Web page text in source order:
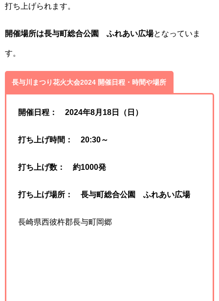
打ち上げられます。
開催場所は長与町総合公園 ふれあい広場となっていま
す。
長与川まつり花火大会2024 開催日程・時間や場所
開催日程： 2024年8月18日 （日）
打ち上げ時間： 20:30～
打ち上げ数： 約1000発
打ち上げ場所： 長与町総合公園 ふれあい広場
長崎県西彼杵郡長与町岡郷